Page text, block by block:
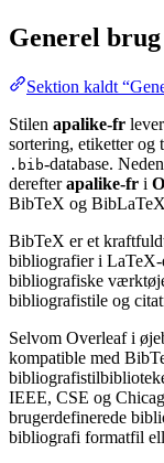
Generel
Sektion kaldt
Stilen apalike-fr
sortering, etiketter og
.bib-database.
derefterapalike-fr i
BibTeX og
BibTeX er et
bibliografier i LaTeX-
bibliografiske
bibliografistile og
Selvom Overleaf i
kompatible med
IEEE, CSE og
brugerdefinerede
bibliografi formatfil